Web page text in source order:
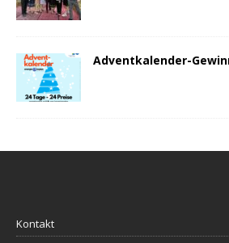
Adventkalender-
Kontakt